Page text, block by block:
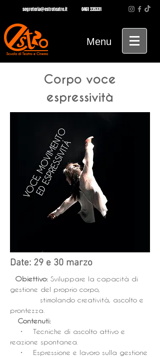
segreteria@estroteatro.it 0461 235331
Menu
Corpo voce
espressività
Date: 29 e 30 marzo
Obiettivo: Sviluppare la capacità di
gestione del proprio corpo,
stimolando creatività, ascolto e
prontezza.
Contenuti:
• Tecniche di ascolto attivo e
reazione spontanea.
• Espressione e lavoro sulla gestione